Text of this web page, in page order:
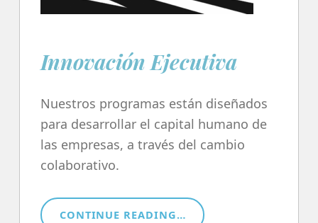
Innovación Ejecutiva
Nuestros programas están diseñados
para desarrollar el capital humano de
las empresas, a través del cambio
colaborativo.
CONTINUE READING
“INNOVACIÓN EJECUTIVA”
…